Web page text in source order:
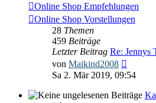
Online Shop Empfehlungen
Online Shop Vorstellungen
28 Themen
459 Beiträge
Letzter Beitrag Re: Jennys
von Maikind2008
Beitrag
Sa 2. Mär 2019, 09:54